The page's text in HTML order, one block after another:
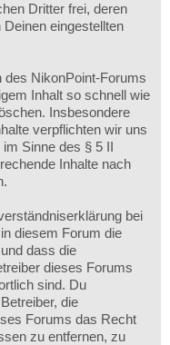
Dritter frei, deren
eingestellten
des NikonPoint-Forums
Inhalt so schnell wie
Insbesondere
verpflichten wir uns
Sinne des § 5 II
Inhalte nach
bei
diesem Forum die
dass die
dieses Forums
sind. Du
die
Forums das Recht
zu entfernen, zu